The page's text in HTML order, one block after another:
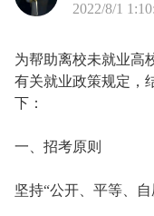
2022/8/1
为帮助离校未就业高
有关就业政策规定，
下：
一、招考原则
坚持“公开、平等、自